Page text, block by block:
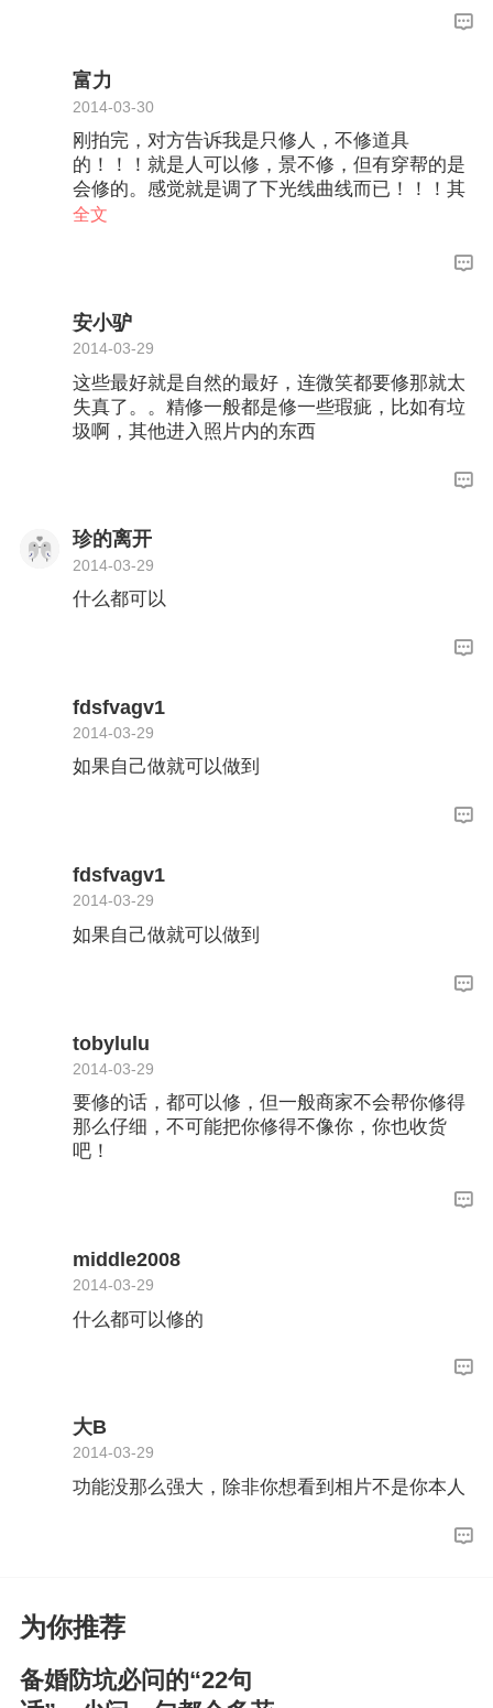
富力
2014-03-30
刚拍完，对方告诉我是只修人，不修道具
的！！！就是人可以修，景不修，但有穿帮的是
会修的。感觉就是调了下光线曲线而已！！！其
他都是拍摄的效果，都没有精修的特效。也没有
全文
安小驴
2014-03-29
这些最好就是自然的最好，连微笑都要修那就太
失真了。。精修一般都是修一些瑕疵，比如有垃
圾啊，其他进入照片内的东西
珍的离开
2014-03-29
什么都可以
fdsfvagv1
2014-03-29
如果自己做就可以做到
fdsfvagv1
2014-03-29
如果自己做就可以做到
tobylulu
2014-03-29
要修的话，都可以修，但一般商家不会帮你修得
那么仔细，不可能把你修得不像你，你也收货
吧！
middle2008
2014-03-29
什么都可以修的
大B
2014-03-29
功能没那么强大，除非你想看到相片不是你本人
为你推荐
备婚防坑必问的“22句